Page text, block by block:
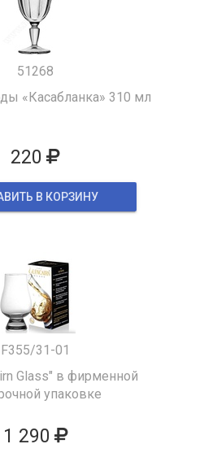
51268
«Касабланка» 310 мл
220
В КОРЗИНУ
F355/31-01
Glass" в фирменной
упаковке
1 290